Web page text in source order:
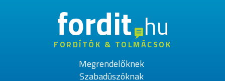
fordithu
FORDÍTÓK & TOLMÁCSOK
Megrendelőknek
Szabadúszóknak